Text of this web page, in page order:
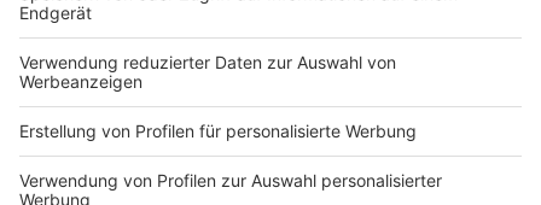
Du hast dir noch keine Artikel gemerkt
Markiere sie hierfür mit einem